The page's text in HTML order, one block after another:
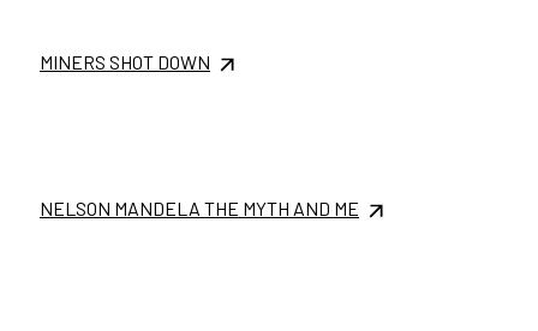
MINERS SHOT DOWN
NELSON MANDELA THE MYTH AND ME